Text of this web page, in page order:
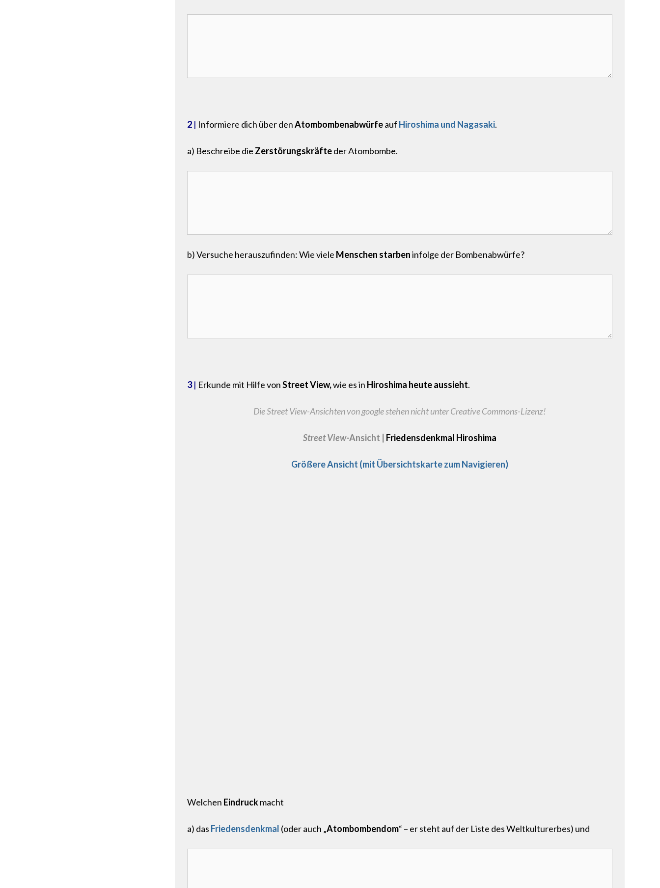
2 | Informiere dich über denAtombombenabwürfeauf Hiroshima und Nagasaki.
a) Beschreibe die Zerstörungskräfteder Atombombe.
b) Versuche herauszufinden: Wie viele Menschen starbeninfolge der Bombenabwürfe?
3| Erkunde mit Hilfe vonStreet View,wie es in Hiroshima heute aussieht.
Die Street View-Ansichten von google stehen nicht unter Creative Commons-Lizenz!
Street View-Ansicht | Friedensdenkmal Hiroshima
Größere Ansicht (mit Übersichtskarte zum Navigieren)
Welchen Eindruckmacht
a) das Friedensdenkmal (oder auch „Atombombendom“ – er steht auf der Liste des Weltkulturerbes) und